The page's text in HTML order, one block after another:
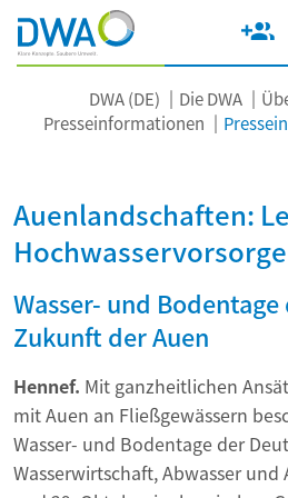
DWA (DE) Die DWA
Presseinformationen
Auenlandschaften:
Hochwasservorsorge
Wasser- und Bodentage
Zukunft der Auen
Hennef. Mit ganzheitlichen
mit Auen an Fließgewässern
Wasser- und Bodentage der
Wasserwirtschaft, Abwasser und